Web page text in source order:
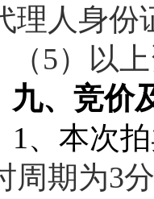
理人身份
（5）以
九、竞价
1、本次
周期为3